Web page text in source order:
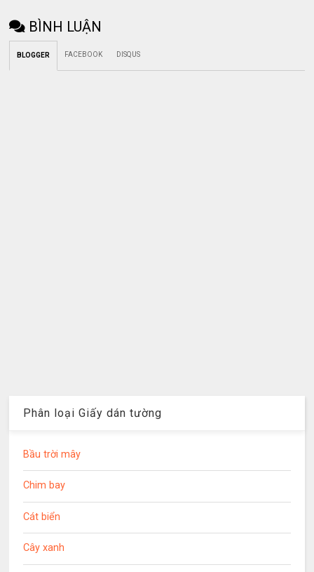
BÌNH LUẬN
BLOGGER FACEBOOK DISQUS
Phân loại Giấy dán tường
Bầu trời mây
Chim bay
Cát biển
Cây xanh